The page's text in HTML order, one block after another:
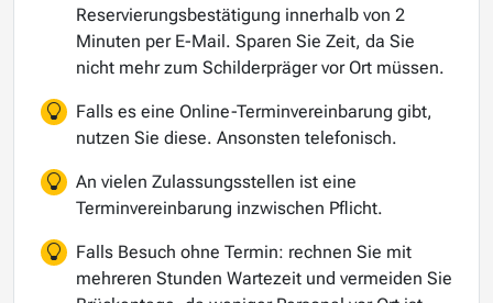
Reservierungsbestätigung innerhalb von 2
Minuten per E-Mail. Sparen Sie Zeit, da Sie
nicht mehr zum Schilderpräger vor Ort müssen.
Falls es eine Online-Terminvereinbarung gibt,
nutzen Sie diese. Ansonsten telefonisch.
An vielen Zulassungsstellen ist eine
Terminvereinbarung inzwischen Pflicht.
Falls Besuch ohne Termin: rechnen Sie mit
mehreren Stunden Wartezeit und vermeiden Sie